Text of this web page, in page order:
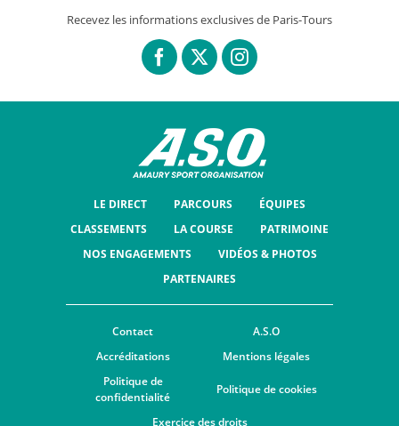
Recevez les informations exclusives de Paris-Tours
LE DIRECT PARCOURS
ÉQUIPES
CLASSEMENTS
LA COURSE
PATRIMOINE
NOS ENGAGEMENTS
VIDÉOS & PHOTOS
PARTENAIRES
Contact
A.S.O
Accréditations
Mentions légales
Politique de
confidentialité
Politique de cookies
Exercice des droits